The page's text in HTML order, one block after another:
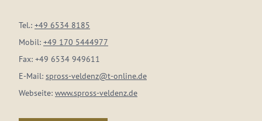
Tel.: +49 6534 8185
Mobil: +49 170 5444977
Fax: +49 6534 949611
E-Mail: spross-veldenz@t-online.de
Webseite: www.spross-veldenz.de